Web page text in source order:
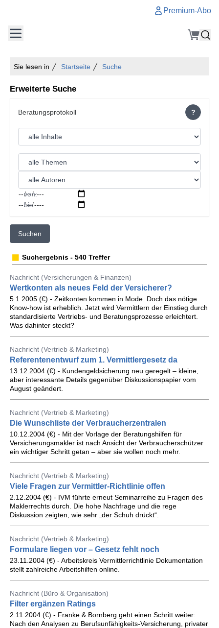
Premium-Abo
Sie lesen in Startseite Suche
Erweiterte Suche
?
von:
bis:
Suchen
Suchergebnis - 540 Treffer
Nachricht (Versicherungen & Finanzen)
Wertkonten als neues Feld der Versicherer?
5.1.2005 (€) - Zeitkonten kommen in Mode. Doch das nötige
Know-how ist erheblich. Jetzt wird Vermittlern der Einstieg durch
standardisierte Vertriebs- und Beratungsprozesse erleichtert.
Was dahinter steckt?
Nachricht (Vertrieb & Marketing)
Referentenentwurf zum 1. Vermittlergesetz da
13.12.2004 (€) - Kundengeldsicherung neu geregelt – kleine,
aber interessante Details gegenüber Diskussionspapier vom
August geändert.
Nachricht (Vertrieb & Marketing)
Die Wunschliste der Verbraucherzentralen
10.12.2004 (€) - Mit der Vorlage der Beratungshilfen für
Versicherungsmakler ist nach Ansicht der Verbraucherschützer
ein wichtiger Schritt getan – aber sie wollen noch mehr.
Nachricht (Vertrieb & Marketing)
Viele Fragen zur Vermittler-Richtlinie offen
2.12.2004 (€) - IVM führte erneut Seminarreihe zu Fragen des
Maklerrechts durch. Die hohe Nachfrage und die rege
Diskussion zeigten, wie sehr „der Schuh drückt“.
Nachricht (Vertrieb & Marketing)
Formulare liegen vor – Gesetz fehlt noch
23.11.2004 (€) - Arbeitskreis Vermittlerrichtlinie Dokumentation
stellt zahlreiche Arbeitshilfen online.
Nachricht (Büro & Organisation)
Filter ergänzen Ratings
2.11.2004 (€) - Franke & Bornberg geht einen Schritt weiter:
Nach den Analysen zu Berufsunfähigkeits-Versicherung, privater